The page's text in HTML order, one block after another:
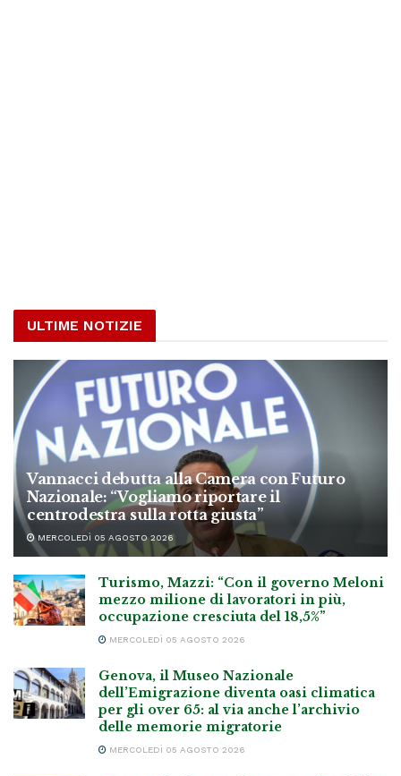
ULTIME NOTIZIE
Vannacci debutta alla Camera con Futuro
Nazionale: “Vogliamo riportare il
centrodestra sulla rotta giusta”
MERCOLEDÌ 05 AGOSTO 2026
Turismo, Mazzi: “Con il governo Meloni
mezzo milione di lavoratori in più,
occupazione cresciuta del 18,5%”
MERCOLEDÌ 05 AGOSTO 2026
Genova, il Museo Nazionale
dell’Emigrazione diventa oasi climatica
per gli over 65: al via anche l’archivio
delle memorie migratorie
MERCOLEDÌ 05 AGOSTO 2026